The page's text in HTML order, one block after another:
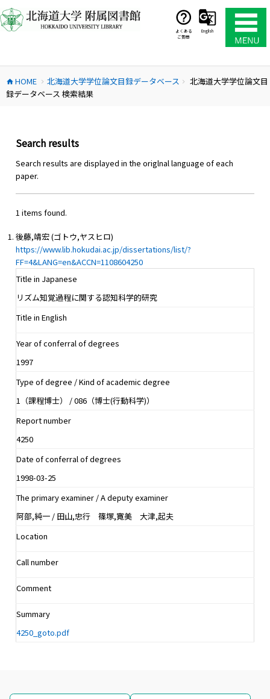
ン
テ
ス
キ
よくある
ご質問
English
home HOME chevron_right 北海道大学学位論文目録データベース chevron_right
北海道大学学位論文目
録データベース 検索結果
Search results
Search results are displayed in the origlnal language of each
paper.
1 items found.
後藤,靖宏 (ゴトウ,ヤスヒロ)
https://www.lib.hokudai.ac.jp/dissertations/list/?
FF=4&LANG=en&ACCN=1108604250
Title in Japanese
リズム知覚過程に関する認知科学的研究
Title in English
Year of conferral of degrees
1997
Type of degree / Kind of academic degree
1（課程博士） / 086（博士(行動科学)）
Report number
4250
Date of conferral of degrees
1998-03-25
The primary examiner / A deputy examiner
阿部,純一 / 田山,忠行 篠塚,寛美 大津,起夫
Location
Call number
Comment
Summary
4250_goto.pdf